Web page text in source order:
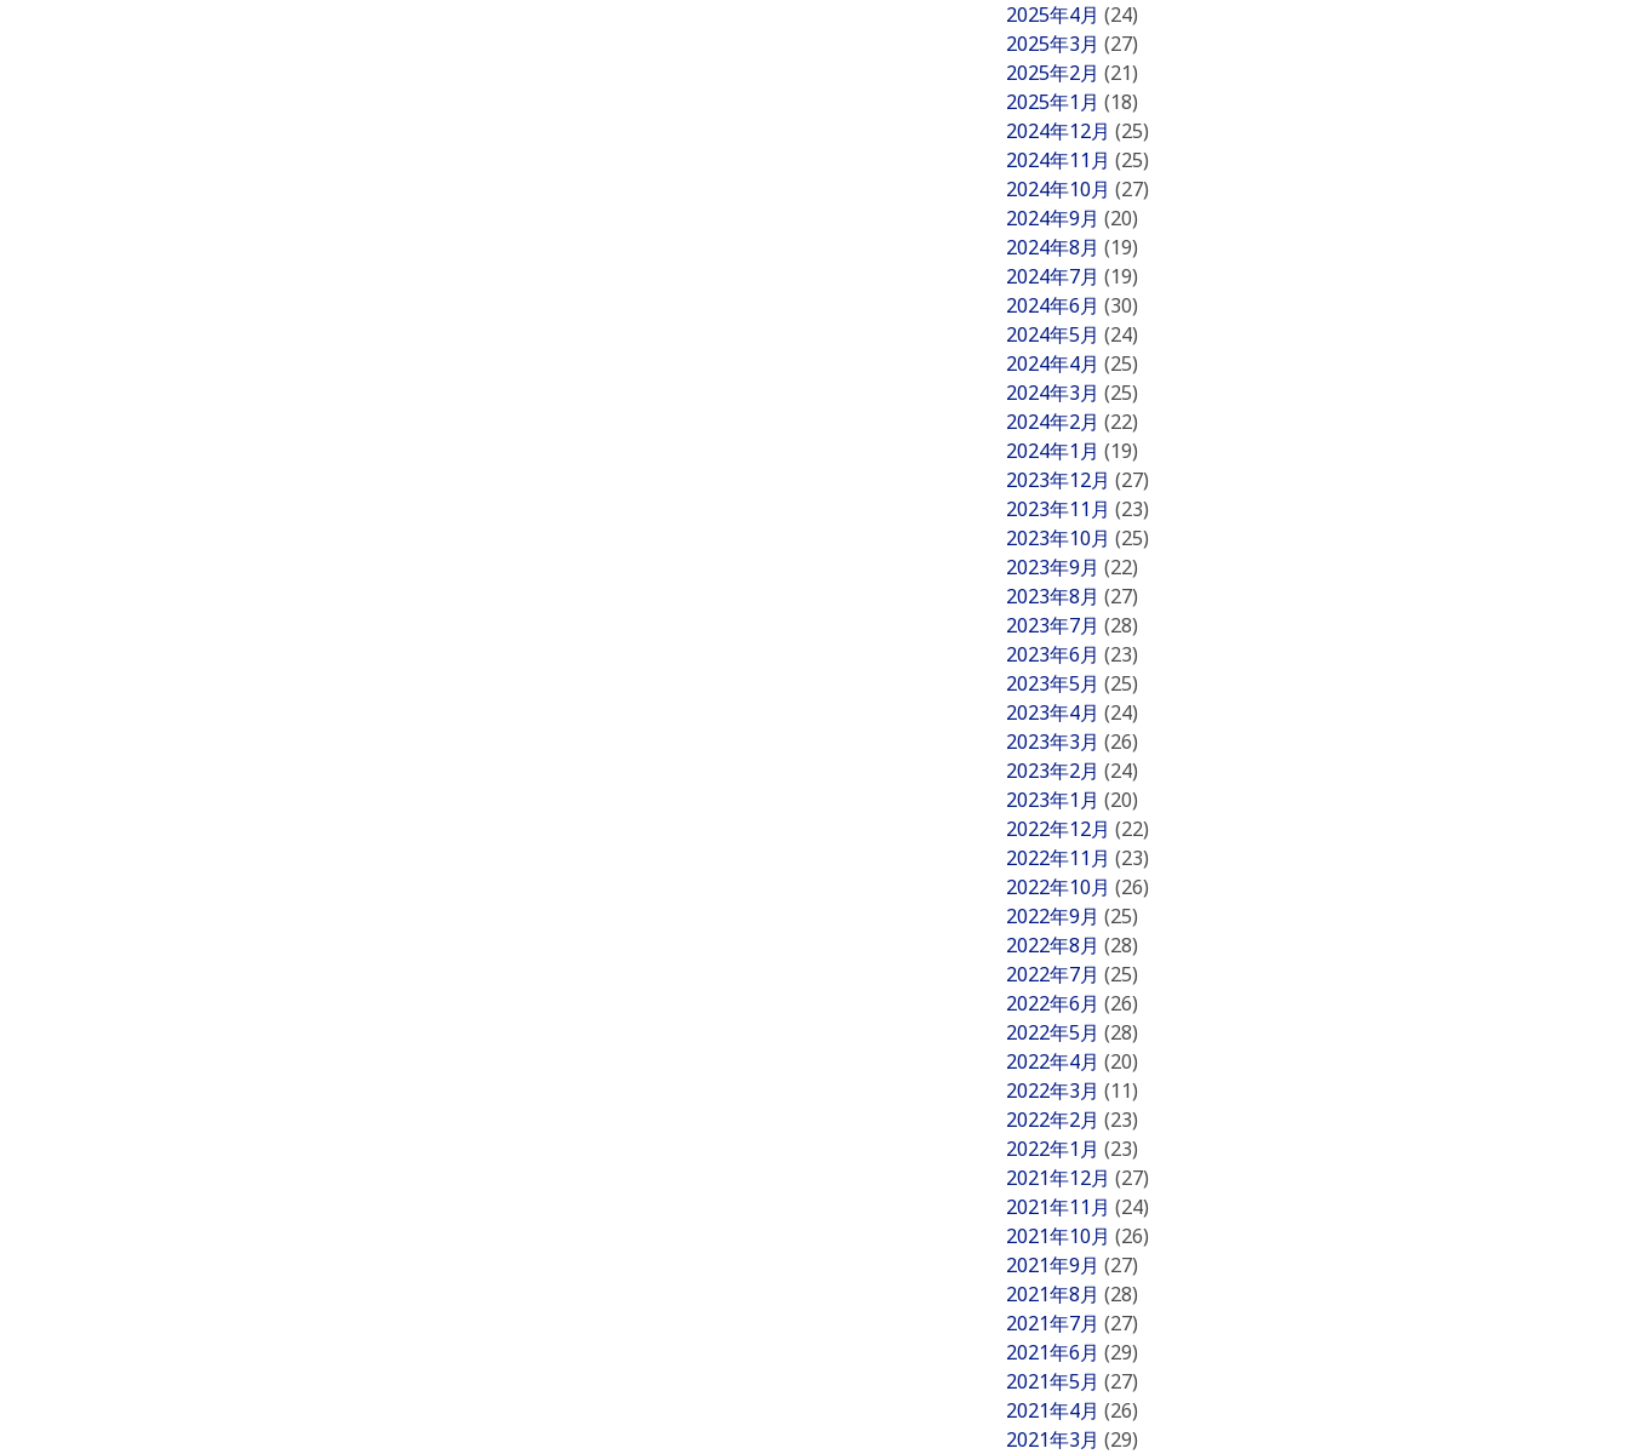
2025年4月 (24)
2025年3月 (27)
2025年2月 (21)
2025年1月 (18)
2024年12月 (25)
2024年11月 (25)
2024年10月 (27)
2024年9月 (20)
2024年8月 (19)
2024年7月 (19)
2024年6月 (30)
2024年5月 (24)
2024年4月 (25)
2024年3月 (25)
2024年2月 (22)
2024年1月 (19)
2023年12月 (27)
2023年11月 (23)
2023年10月 (25)
2023年9月 (22)
2023年8月 (27)
2023年7月 (28)
2023年6月 (23)
2023年5月 (25)
2023年4月 (24)
2023年3月 (26)
2023年2月 (24)
2023年1月 (20)
2022年12月 (22)
2022年11月 (23)
2022年10月 (26)
2022年9月 (25)
2022年8月 (28)
2022年7月 (25)
2022年6月 (26)
2022年5月 (28)
2022年4月 (20)
2022年3月 (11)
2022年2月 (23)
2022年1月 (23)
2021年12月 (27)
2021年11月 (24)
2021年10月 (26)
2021年9月 (27)
2021年8月 (28)
2021年7月 (27)
2021年6月 (29)
2021年5月 (27)
2021年4月 (26)
2021年3月 (29)